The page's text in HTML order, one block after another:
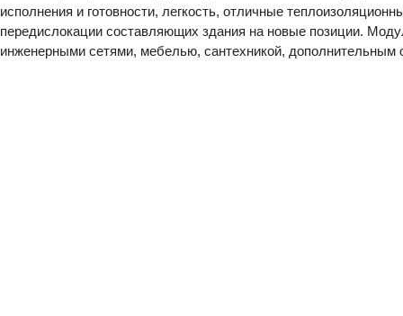
исполнения и готовности, легкость, отличные
передислокации составляющих здания на новые позиции.
инженерными сетями, мебелью, сантехникой,